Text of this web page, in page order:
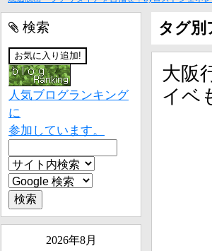
タグ別
大阪
イベ
検索
人気ブログランキング
に
参加しています。
2026年8月